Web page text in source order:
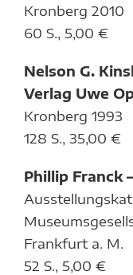
Kronberg 2010
60 S., 5,00 €
Nelson G.
Verlag Uwe
Kronberg 1993
128 S., 35,00 €
Phillip Franck
Frankfurt a. M.
52 S., 5,00 €